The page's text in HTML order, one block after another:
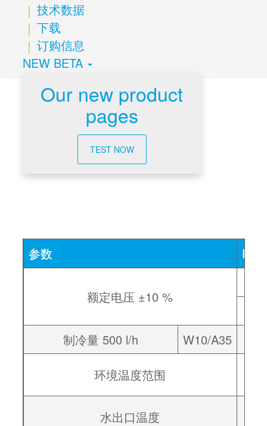
技术数据
下载
订购信息
NEW BETA
Our new product
pages
TEST NOW
技术数据
参数
额定电压 ±10 %
制冷量 500 l/h
W10/A35
环境温度范围
水出口温度